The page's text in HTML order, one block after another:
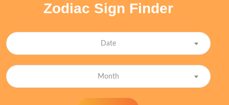
Zodiac Sign Finder
Date
Month